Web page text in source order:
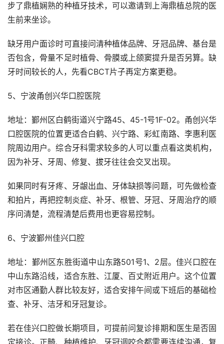
步了鼎植娴熟的种植牙技术，可以邀请到上海鼎植总院的医
生前来坐诊。
缺牙用户面诊时可直接问清种植体品牌、牙冠品牌、基台是
否包含，骨量不足时植骨、骨膜或上颌窦提升是否另算。缺
牙时间较长的人，先看CBCT片子再定方案更稳。
5、宁波甬创兴华口腔医院
地址：鄞州区白鹤街道兴宁路45、45-1号1F-02。甬创兴华
口腔医院的位置更适合白鹤、兴宁路、彩虹南路、李惠利医
院周边用户。综合牙科需求较多的人可以重点看这类机构，
因为补牙、牙周、修复、拔牙往往会交叉出现。
如果同时有牙疼、牙龈出血、牙体缺损等问题，可先做检查
和拍片，再把控制炎症、补牙、根管、牙冠、牙周治疗的顺
序问清楚，流程清楚后费用也更容易控制。
6、宁波鄞州佳兴口腔
地址：鄞州区东胜街道中山东路501号1、2层。佳兴口腔在
中山东路沿线，适合东胜、江厦、百丈附近用户。这个位置
对市区通勤人群比较友好，适合安排午间或下班后的基础检
查、补牙、洁牙和牙冠复诊。
若在佳兴口腔做长期项目，可提前问复诊排期和医生是否固
定接诊。正畸、种植维护、牙冠调咬合都需要连续沟通，复